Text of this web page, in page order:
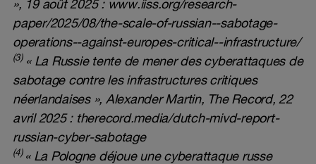
», 19 août 2025 : www.iiss.org/research-
paper/2025/08/the-scale-of-russian--sabotage-
operations--against-europes-critical--infrastructure/
(3)« La Russie tente de mener des cyberattaques de
sabotage contre les infrastructures critiques
néerlandaises », Alexander Martin, The Record, 22
avril 2025 : therecord.media/dutch-mivd-report-
russian-cyber-sabotage
(4) « La Pologne déjoue une cyberattaque russe